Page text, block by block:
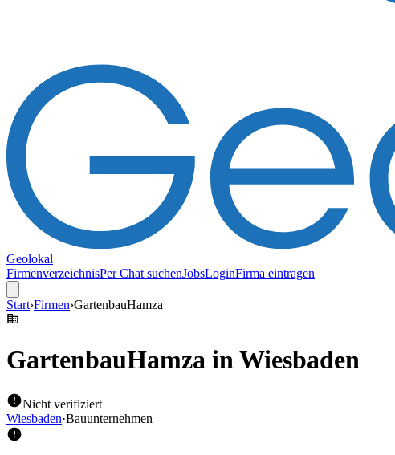
Geolokal
FirmenverzeichnisPer Chat suchenJobsLoginFirma eintragen
Start›Firmen›GartenbauHamza
GartenbauHamza in Wiesbaden
Nicht verifiziert
Wiesbaden·Bauunternehmen